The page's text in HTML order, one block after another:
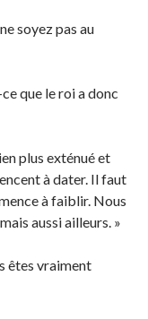
soyez pas au
que le roi a donc
plus exténué et
à dater. Il faut
à faiblir. Nous
aussi ailleurs. »
êtes vraiment